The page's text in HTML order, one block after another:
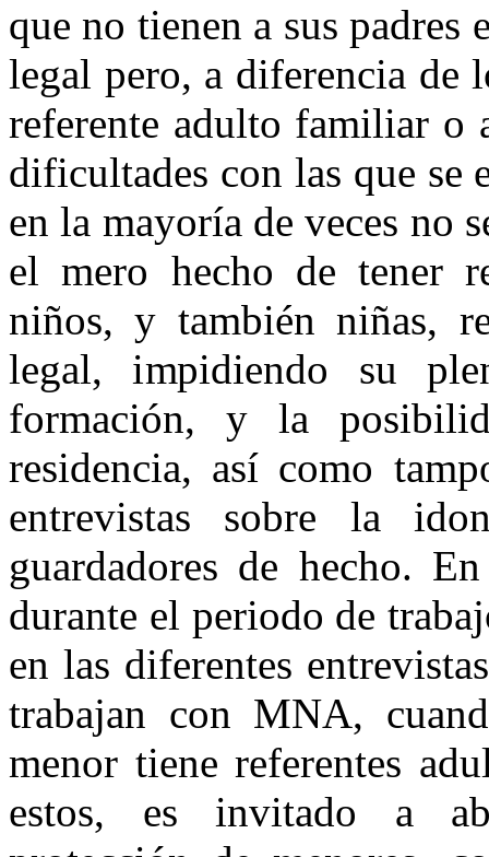
que no tienen a sus
legal pero, a diferencia de
referente adulto familiar o
dificultades con las que se
en la mayoría de veces no
el mero hecho de tener
niños, y también niñas,
legal, impidiendo su
formación, y la
residencia, así como
entrevistas sobre la
guardadores de hecho.
durante el periodo de
en las diferentes
trabajan con MNA,
menor tiene referentes
estos, es invitado a